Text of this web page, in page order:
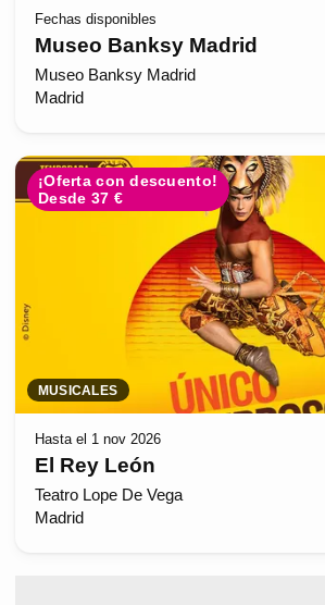
Fechas disponibles
Museo Banksy Madrid
Museo Banksy Madrid
Madrid
¡Oferta con descuento!
Desde 37 €
MUSICALES
Hasta el 1 nov 2026
El Rey León
Teatro Lope De Vega
Madrid